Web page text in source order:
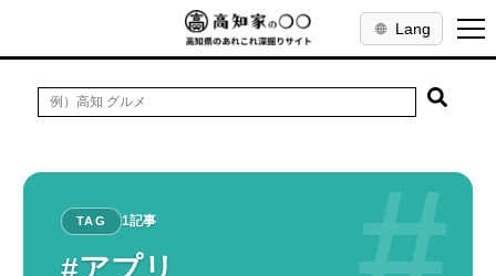
Lang
TAG 1記事
#アプリ